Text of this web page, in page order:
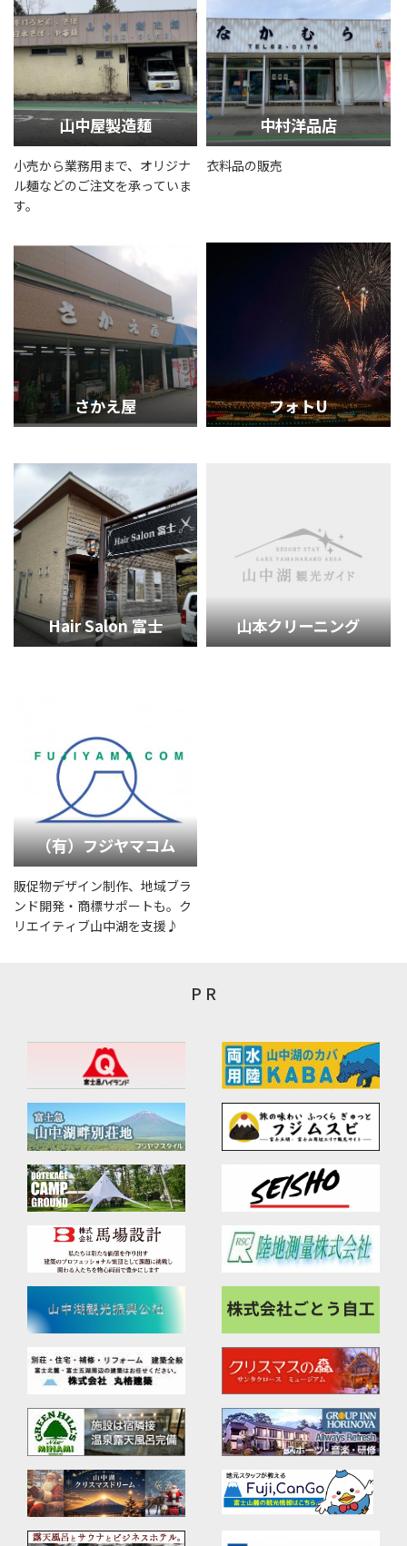
山中屋製造麺
小売から業務用まで、オリジナ
ル麺などのご注文を承っていま
す。
中村洋品店
衣料品の販売
さかえ屋 フォトU
Hair Salon 富士 山本クリーニング
（有）フジヤマコム
販促物デザイン制作、地域ブラ
ンド開発・商標サポートも。ク
リエイティブ山中湖を支援♪
P R